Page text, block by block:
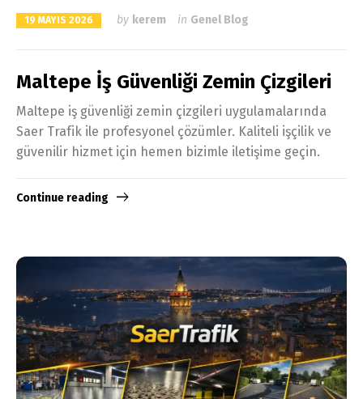
19 MAYIS 2026 by kerem in Genel Blog
Maltepe İş Güvenliği Zemin Çizgileri
Maltepe iş güvenliği zemin çizgileri uygulamalarında
Saer Trafik ile profesyonel çözümler. Kaliteli işçilik ve
güvenilir hizmet için hemen bizimle iletişime geçin.
Continue reading